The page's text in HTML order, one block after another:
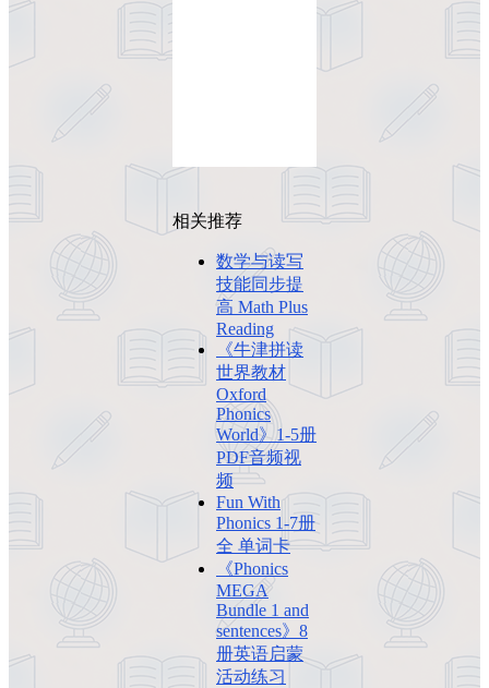
相关推荐
数学与读写
技能同步提
高 Math Plus
Reading
《牛津拼读
世界教材
Oxford
Phonics
World》1-5册
PDF音频视
频
Fun With
Phonics 1-7册
全 单词卡
《Phonics
MEGA
Bundle 1 and
sentences》8
册英语启蒙
活动练习